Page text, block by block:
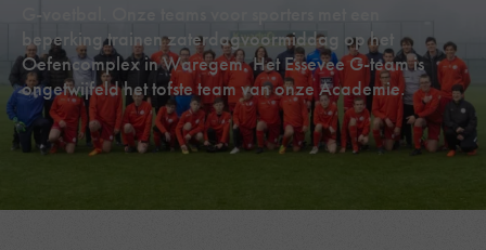
G-voetbal. Onze teams voor sporters met een
beperking trainen zaterdagvoormiddag op het
Oefencomplex in Waregem. Het Essevee G-team is
ongetwijfeld het tofste team van onze Academie.